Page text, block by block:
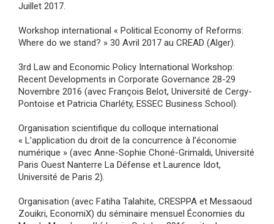
Juillet 2017.
Workshop international « Political Economy of Reforms:
Where do we stand? » 30 Avril 2017 au CREAD (Alger).
3rd Law and Economic Policy International Workshop:
Recent Developments in Corporate Governance 28-29
Novembre 2016 (avec François Belot, Université de Cergy-
Pontoise et Patricia Charléty, ESSEC Business School).
Organisation scientifique du colloque international
« L’application du droit de la concurrence à l’économie
numérique » (avec Anne-Sophie Choné-Grimaldi, Université
Paris Ouest Nanterre La Défense et Laurence Idot,
Université de Paris 2).
Organisation (avec Fatiha Talahite, CRESPPA et Messaoud
Zouikri, EconomiX) du séminaire mensuel Économies du